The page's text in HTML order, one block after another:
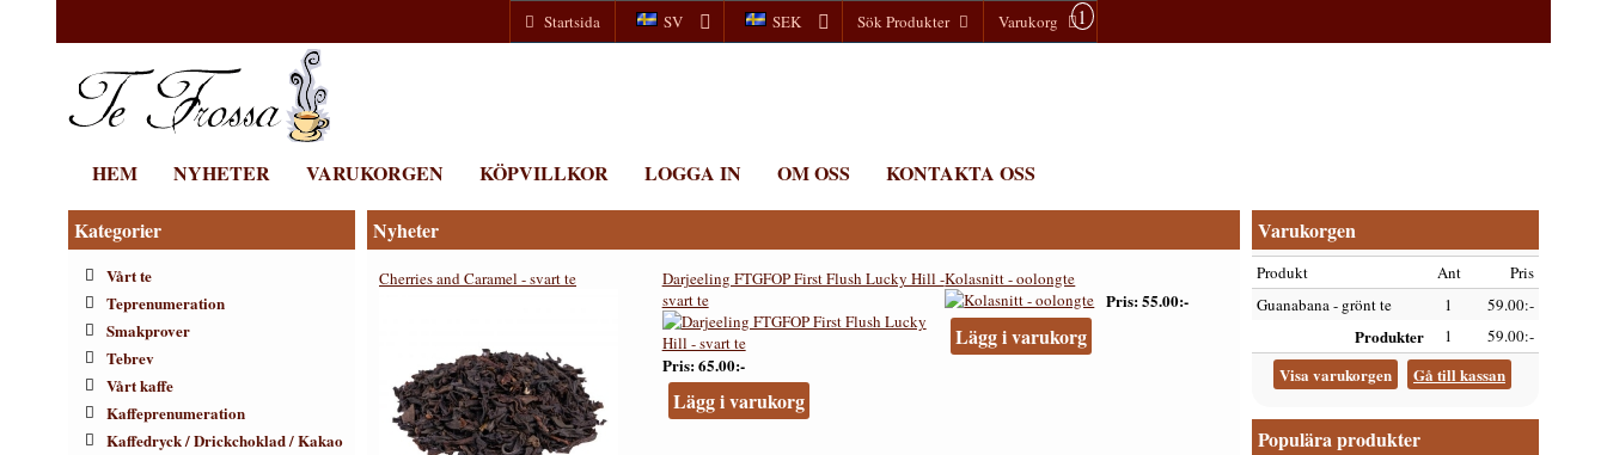
Startsida SV SEK Sök Produkter Varukorg 1
HEM NYHETER VARUKORGEN KÖPVILLKOR LOGGA IN OM OSS KONTAKTA OSS
Kategorier
Vårt te
Teprenumeration
Smakprover
Tebrev
Vårt kaffe
Kaffeprenumeration
Kaffedryck / Drickchoklad / Kakao
Nyheter
Cherries and Caramel - svart te
Darjeeling FTGFOP First Flush Lucky Hill -
svart te
Pris 65.00:-
Lägg i varukorg
Kolasnitt - oolongte
Pris 55.00:-
Lägg i varukorg
Varukorgen
Produkt Ant
Pris
Guanabana - grönt te
1 59.00:-
Produkter 1 59.00:-
Visa varukorgen Gå till kassan
Populära produkter